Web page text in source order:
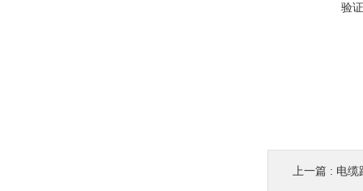
验
上一篇 : 电缆